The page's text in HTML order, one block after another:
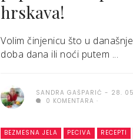
hrskava!
Volim činjenicu što u
doba dana ili noći putem ...
SANDRA GAŠPARIĆ
28.
0 KOMENTARA
BEZMESNA JELA PECIVA RECEPTI